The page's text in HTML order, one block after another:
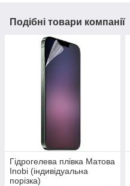
Подібні товари компанії
Гідрогелева плівка Матова
Inobi (індивідуальна
порізка)